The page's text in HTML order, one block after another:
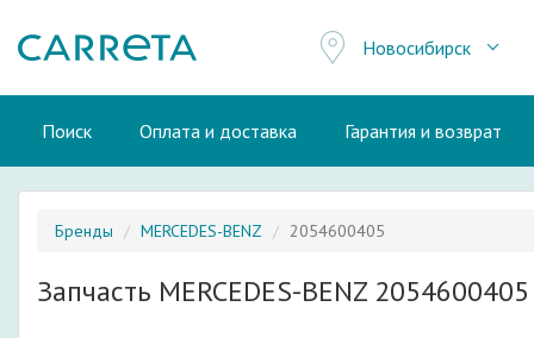
Новосибирск
Поиск Оплата и доставка Гарантия и возврат
Бренды MERCEDES-BENZ 2054600405
Запчасть MERCEDES-BENZ 2054600405